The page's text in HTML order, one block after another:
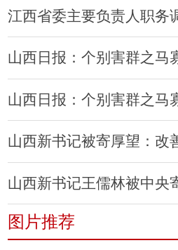
山西新书记被寄厚望：改
山西新书记王儒林被中央
图片推荐